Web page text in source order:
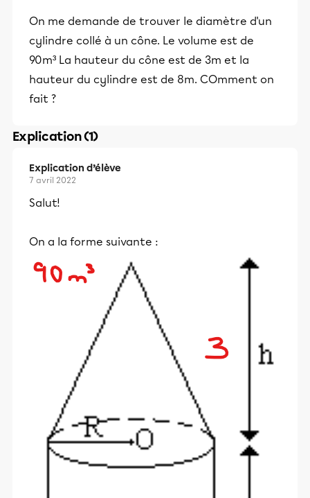
On me demande de trouver le diamètre d'un
cylindre collé à un cône. Le volume est de
90m³ La hauteur du cône est de 3m et la
hauteur du cylindre est de 8m. COmment on
fait ?
Explication (1)
Explication d’élève
7 avril 2022
Salut!
On a la forme suivante :